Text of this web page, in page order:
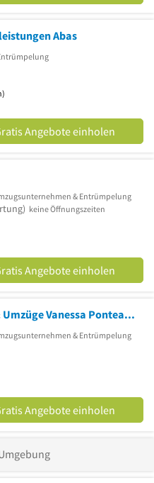
Abas
Angebote einholen
& Entrümpelung
keine Öffnungszeiten
Angebote einholen
Giganton Entrümpelung & Umzüge Vanessa Pontearso
& Entrümpelung
Angebote einholen